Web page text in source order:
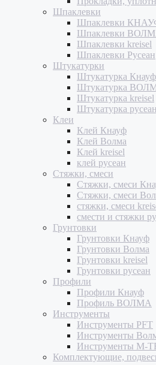
Шпаклевки
Шпаклевки
Шпаклевки
Шпаклевки kreisel
Шпаклевки Русеан
Штукатурки
Штукатурка Кнауф
Штукатурка
Штукатурка kreisel
Штукатурка русеан
Клеи
Клей Кнауф
Клей Волма
Клей kreisel
клей русеан
Стяжки, смеси
Стяжки, смеси
Стяжки, смеси
стяжки, смеси
смести и стяжки
Грунтовки
Грунтовки Кнауф
Грунтовки Волма
Грунтовки kreisel
Грунтовки русеан
Профили
Профили Кнауф
Профиль ВОЛМА
Инструменты
Инструменты PFT
Инструменты
Инструменты M-
Комплектующие,